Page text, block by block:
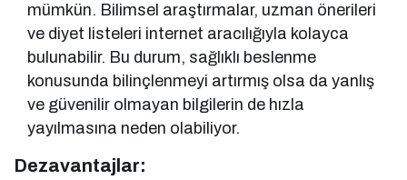
mümkün. Bilimsel araştırmalar, uzman önerileri
ve diyet listeleri internet aracılığıyla kolayca
bulunabilir. Bu durum, sağlıklı beslenme
konusunda bilinçlenmeyi artırmış olsa da yanlış
ve güvenilir olmayan bilgilerin de hızla
yayılmasına neden olabiliyor.
Dezavantajlar: